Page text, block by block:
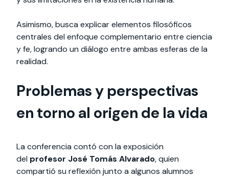
Asimismo, busca explicar elementos filosóficos
centrales del enfoque complementario entre ciencia
y fe, logrando un diálogo entre ambas esferas de la
realidad.
Problemas y perspectivas
en torno al origen de la vida
La conferencia contó con la exposición
del profesor José Tomás Alvarado, quien
compartió su reflexión junto a algunos alumnos